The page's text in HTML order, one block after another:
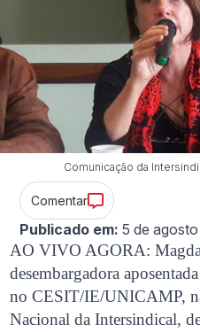
Comunicação da
Comentar
Publicado em: 5 de
AO VIVO AGORA:
desembargadora
no CESIT/IE/UNICAMP,
Nacional da Intersindical,